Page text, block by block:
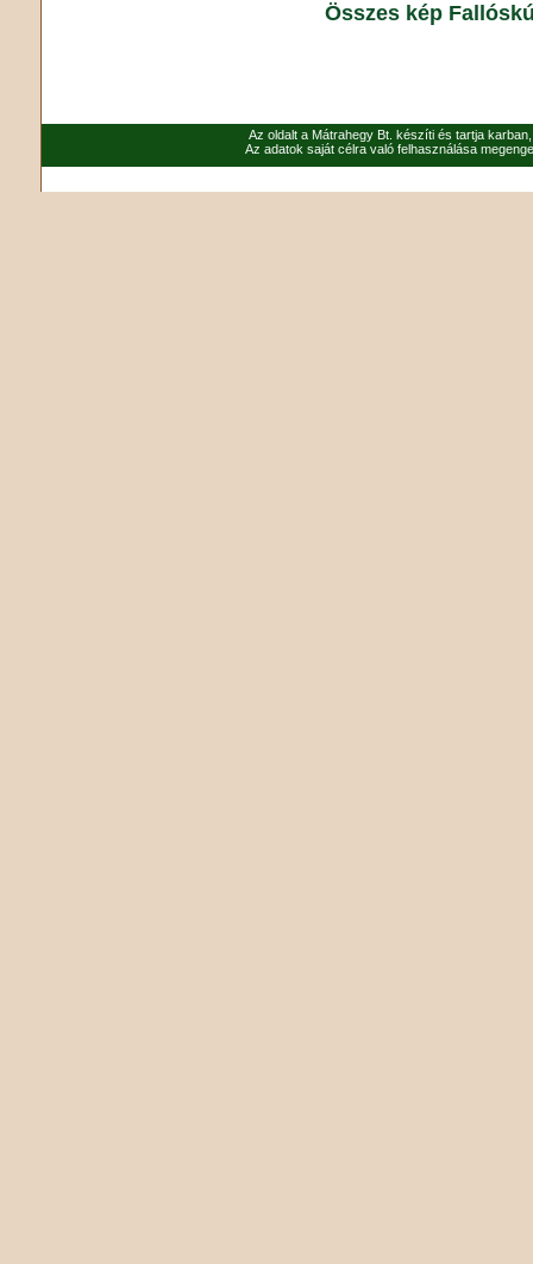
Összes kép
Az oldalt a Mátrahegy Bt. készíti és tartja
Az adatok saját célra való felhasználása